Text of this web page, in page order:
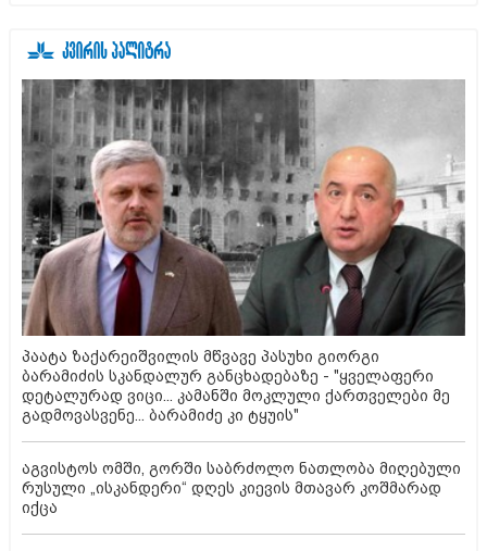
პაატა ზაქარეიშვილის მწვავე პასუხი გიორგი
ბარამიძის სკანდალურ განცხადებაზე - "ყველაფერი
დეტალურად ვიცი... კამანში მოკლული ქართველები მე
გადმოვასვენე... ბარამიძე კი ტყუის"
აგვისტოს ომში, გორში საბრძოლო ნათლობა მიღებული
რუსული „ისკანდერი“ დღეს კიევის მთავარ კოშმარად
იქცა